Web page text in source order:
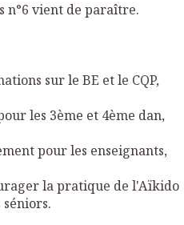
n°6 vient de paraître.
sur le BE et le CQP,
les 3ème et 4ème dan,
pour les enseignants,
la pratique de l'Aïkido